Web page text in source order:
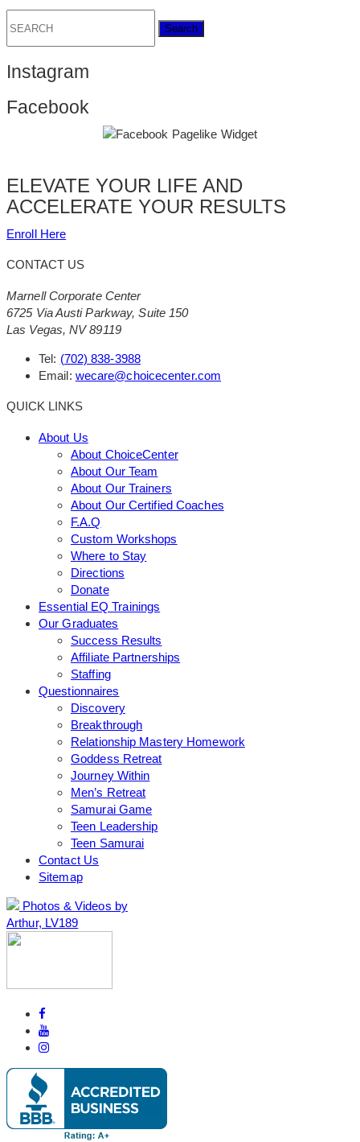
for:
Instagram
Facebook
ELEVATE YOUR LIFE AND
ACCELERATE YOUR RESULTS
Enroll Here
CONTACT US
Marnell Corporate Center
6725 Via Austi Parkway, Suite 150
Las Vegas, NV 89119
Tel: (702) 838-3988
Email: wecare@choicecenter.com
QUICK LINKS
About Us
About ChoiceCenter
About Our Team
About Our Trainers
About Our Certified Coaches
F.A.Q
Custom Workshops
Where to Stay
Directions
Donate
Essential EQ Trainings
Our Graduates
Success Results
Affiliate Partnerships
Staffing
Questionnaires
Discovery
Breakthrough
Relationship Mastery Homework
Goddess Retreat
Journey Within
Men’s Retreat
Samurai Game
Teen Leadership
Teen Samurai
Contact Us
Sitemap
Photos & Videos by
Arthur, LV189